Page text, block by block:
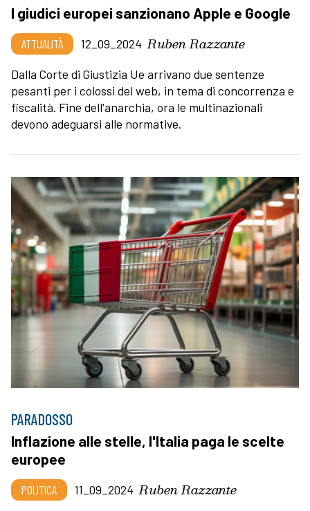
I giudici europei sanzionano Apple e Google
ATTUALITÀ 12_09_2024 Ruben Razzante
Dalla Corte di Giustizia Ue arrivano due sentenze
pesanti per i colossi del web, in tema di concorrenza e
fiscalità. Fine dell'anarchia, ora le multinazionali
devono adeguarsi alle normative.
PARADOSSO
Inflazione alle stelle, l'Italia paga le scelte
europee
POLITICA 11_09_2024 Ruben Razzante